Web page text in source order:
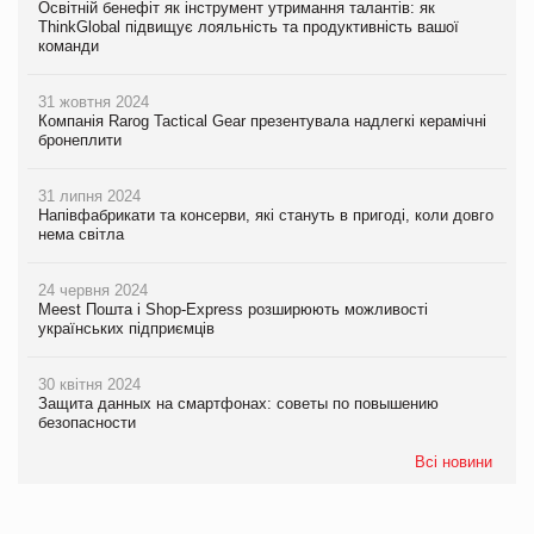
Освітній бенефіт як інструмент утримання талантів: як
ThinkGlobal підвищує лояльність та продуктивність вашої
команди
31 жовтня 2024
Компанія Rarog Tactical Gear презентувала надлегкі керамічні
бронеплити
31 липня 2024
Напівфабрикати та консерви, які стануть в пригоді, коли довго
нема світла
24 червня 2024
Meest Пошта і Shop-Express розширюють можливості
українських підприємців
30 квітня 2024
Защита данных на смартфонах: советы по повышению
безопасности
Всі новини